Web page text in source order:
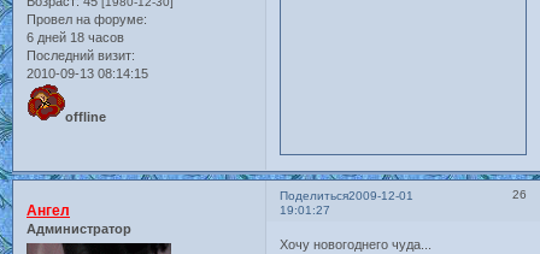
Провел на форуме:
6 дней 18 часов
Последний визит:
2010-09-13 08:14:15
offline
Поделиться 26
2009-12-01
19:01:27
Ангел
Администратор
Хочу новогоднего чуда...